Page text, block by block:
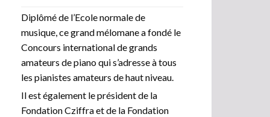
Diplômé de l’Ecole normale de
musique, ce grand mélomane a fondé le
Concours international de grands
amateurs de piano qui s’adresse à tous
les pianistes amateurs de haut niveau.
Il est également le président de la
Fondation Cziffra et de la Fondation